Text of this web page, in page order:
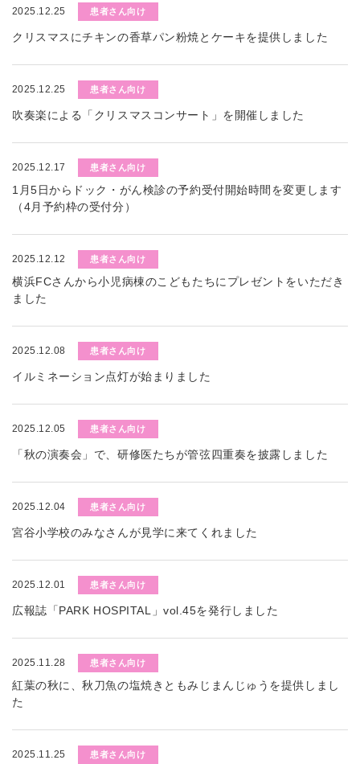
2025.12.25 患者さん向け
クリスマスにチキンの香草パン粉焼とケーキを提供しました
2025.12.25 患者さん向け
吹奏楽による「クリスマスコンサート」を開催しました
2025.12.17 患者さん向け
1月5日からドック・がん検診の予約受付開始時間を変更します
（4月予約枠の受付分）
2025.12.12 患者さん向け
横浜FCさんから小児病棟のこどもたちにプレゼントをいただき
ました
2025.12.08 患者さん向け
イルミネーション点灯が始まりました
2025.12.05 患者さん向け
「秋の演奏会」で、研修医たちが管弦四重奏を披露しました
2025.12.04 患者さん向け
宮谷小学校のみなさんが見学に来てくれました
2025.12.01 患者さん向け
広報誌「PARK HOSPITAL」vol.45を発行しました
2025.11.28 患者さん向け
紅葉の秋に、秋刀魚の塩焼きともみじまんじゅうを提供しまし
た
2025.11.25 患者さん向け